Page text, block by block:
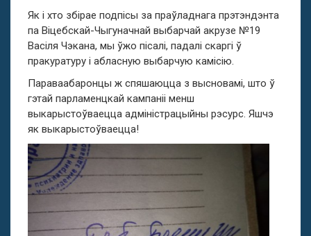
Як і хто збірае подпісы за праўладнага прэтэндэнта
па Віцебскай-Чыгуначнай выбарчай акрузе №19
Васіля Чэкана, мы ўжо пісалі, падалі скаргі ў
пракуратуру і абласную выбарчую камісію.
Параваабаронцы ж спяшаюцца з высновамі, што ў
гэтай парламенцкай кампаніі менш
выкарыстоўваецца адміністрацыйны рэсурс. Яшчэ
як выкарыстоўваецца!